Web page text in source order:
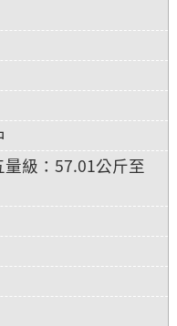
級：57.01公斤至